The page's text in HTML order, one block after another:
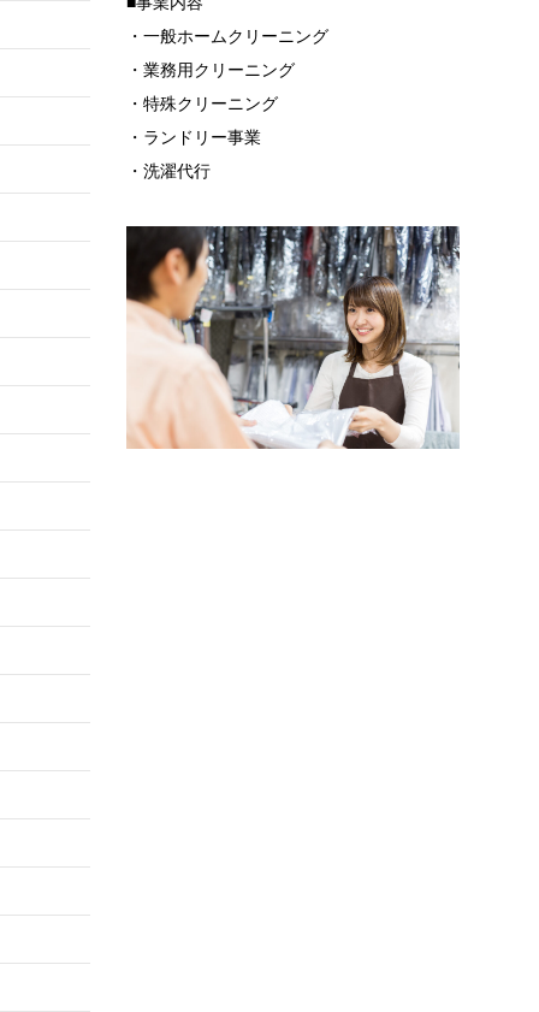
・一般ホームクリーニング
・業務用クリーニング
・特殊クリーニング
・ランドリー事業
・洗濯代行